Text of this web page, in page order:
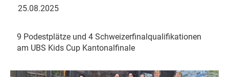
25.08.2025
9 Podestplätze und 4 Schweizerfinalqualifikationen
am UBS Kids Cup Kantonalfinale